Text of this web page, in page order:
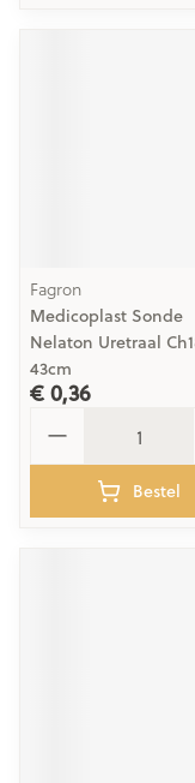
Fagron
Medicoplast Sonde
Nelaton Uretraal
43cm
€ 0,36
Bestel